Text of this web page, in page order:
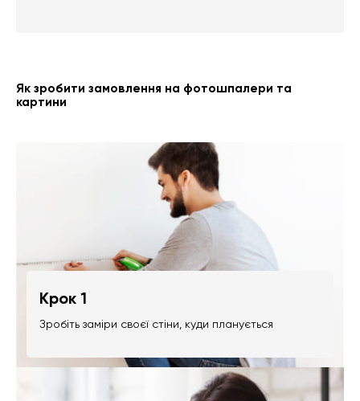
Як зробити замовлення на фотошпалери та
картини
Крок 1
Зробіть заміри своєї стіни, куди планується